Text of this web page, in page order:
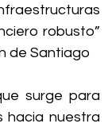
robusto”
de Santiago
surge para
hacia nuestra